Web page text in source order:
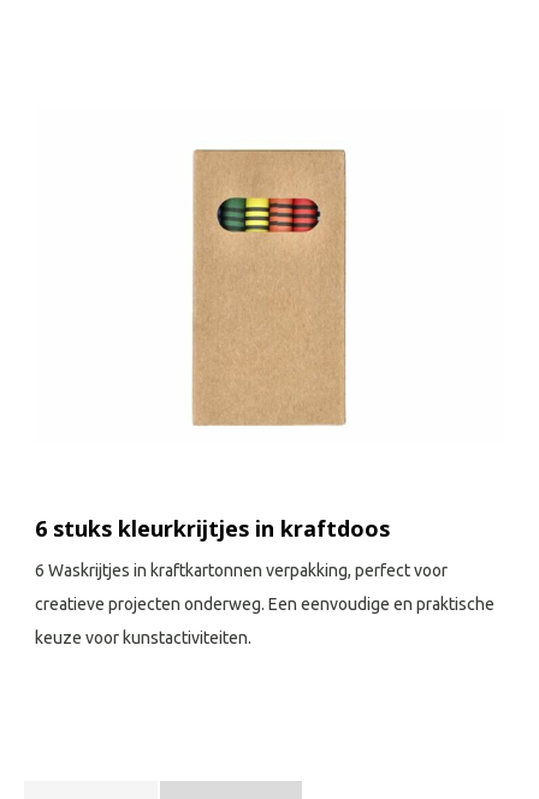
6 stuks kleurkrijtjes in kraftdoos
6 Waskrijtjes in kraftkartonnen verpakking, perfect voor
creatieve projecten onderweg. Een eenvoudige en praktische
keuze voor kunstactiviteiten.